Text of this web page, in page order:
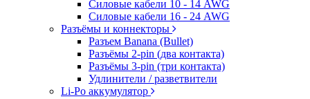
Силовые кабели 10 - 14 AWG
Силовые кабели 16 - 24 AWG
Разъёмы и коннекторы
Разъем Banana (Bullet)
Разъёмы 2-pin (два контакта)
Разъёмы 3-pin (три контакта)
Удлинители / разветвители
Li-Po аккумулятор